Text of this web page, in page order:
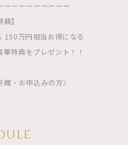
ーーーーーーーーー
典】
150万円相当お得になる
華特典をプレゼント！！
・お申込みの方〉